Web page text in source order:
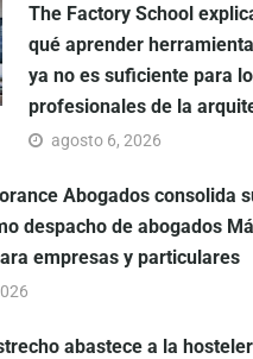
The Factory School
qué aprender
ya no es suficiente para
profesionales de la
agosto 6, 2026
Abogados consolida
despacho de abogados
empresas y particulares
abastece a la